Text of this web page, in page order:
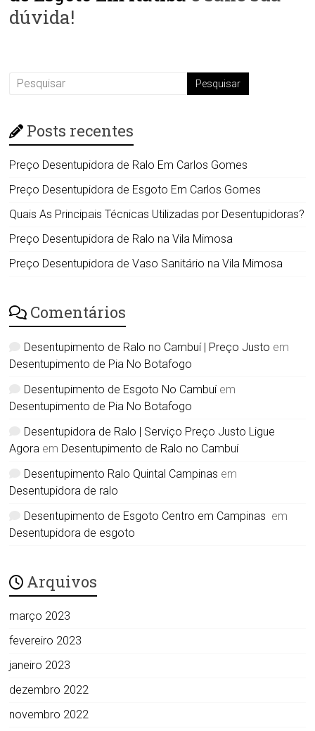
dúvida!
Posts recentes
Preço Desentupidora de Ralo Em Carlos Gomes
Preço Desentupidora de Esgoto Em Carlos Gomes
Quais As Principais Técnicas Utilizadas por Desentupidoras?
Preço Desentupidora de Ralo na Vila Mimosa
Preço Desentupidora de Vaso Sanitário na Vila Mimosa
Comentários
Desentupimento de Ralo no Cambuí | Preço Justo em
Desentupimento de Pia No Botafogo
Desentupimento de Esgoto No Cambuíem
Desentupimento de Pia No Botafogo
Desentupidora de Ralo | Serviço Preço Justo Ligue
Agora em Desentupimento de Ralo no Cambuí
Desentupimento Ralo Quintal Campinas em
Desentupidora de ralo
Desentupimento de Esgoto Centro em Campinas em
Desentupidora de esgoto
Arquivos
março 2023
fevereiro 2023
janeiro 2023
dezembro 2022
novembro 2022